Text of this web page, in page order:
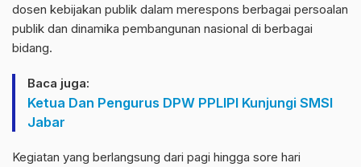
dosen kebijakan publik dalam merespons berbagai persoalan
publik dan dinamika pembangunan nasional di berbagai
bidang.
Baca juga:
Ketua Dan Pengurus DPW PPLIPI Kunjungi SMSI
Jabar
Kegiatan yang berlangsung dari pagi hingga sore hari